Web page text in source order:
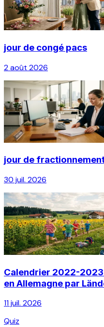
jour de congé pacs
2 août 2026
jour de
30 juil. 2026
Calendrier 2022-
en Allemagne par
11 juil. 2026
Quiz